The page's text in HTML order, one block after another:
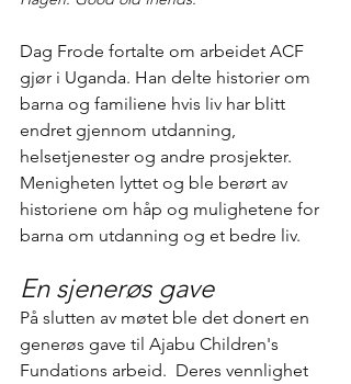
Dag Frode fortalte om arbeidet ACF
gjør i Uganda. Han delte historier om
barna og familiene hvis liv har blitt
endret gjennom utdanning,
helsetjenester og andre prosjekter.
Menigheten lyttet og ble berørt av
historiene om håp og mulighetene for
barna om utdanning og et bedre liv.
En sjenerøs gave
På slutten av møtet ble det donert en
generøs gave til Ajabu Children's
Fundations arbeid.  Deres vennlighet